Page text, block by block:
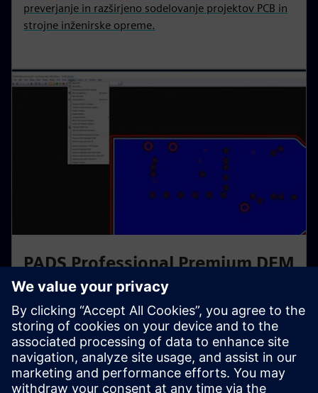
preverjanje in razširjeno sodelovanje projektov PCB in
strojne inženirske opreme.
PADS Professional Premium DFM
PADS Professional Premium DFM je vse, kar dobite s
PADS Professional Premium, z integriranim DFM, ki ga
poganja (powered by) PCBFlow. Prenesite svoje
elektronske zasnove od prototipa do proizvodnje v
enem okolju.